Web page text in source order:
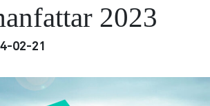
Så här
söker du
2023
02-21